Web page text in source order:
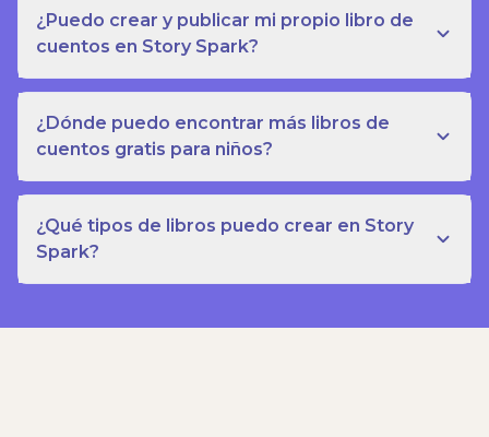
¿Puedo crear y publicar mi propio libro de
cuentos en Story Spark?
¿Dónde puedo encontrar más libros de
cuentos gratis para niños?
¿Qué tipos de libros puedo crear en Story
Spark?